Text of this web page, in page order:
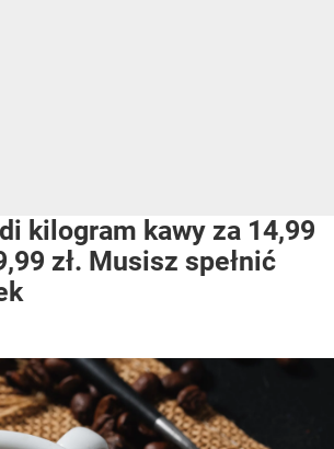
kilogram kawy za 14,99
zł. Musisz spełnić